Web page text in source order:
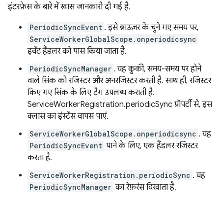
इंटरफ़ेस के बारे में खास जानकारी दी गई है.
PeriodicSyncEvent . इसे ब्राउज़र के चुने गए समय पर,
ServiceWorkerGlobalScope.onperiodicsync
इवेंट हैंडलर को पास किया जाता है.
PeriodicSyncManager . यह कुकी, समय-समय पर होने
वाले सिंक को रजिस्टर और अनरजिस्टर करती है. साथ ही, रजिस्टर
किए गए सिंक के लिए टैग उपलब्ध कराती है.
ServiceWorkerRegistration.periodicSync प्रॉपर्टी से, इस
क्लास का इंस्टेंस वापस पाएं.
ServiceWorkerGlobalScope.onperiodicsync . यह
PeriodicSyncEvent पाने के लिए, एक हैंडलर रजिस्टर
करता है.
ServiceWorkerRegistration.periodicSync . यह
PeriodicSyncManager का रेफ़रंस दिखाता है.